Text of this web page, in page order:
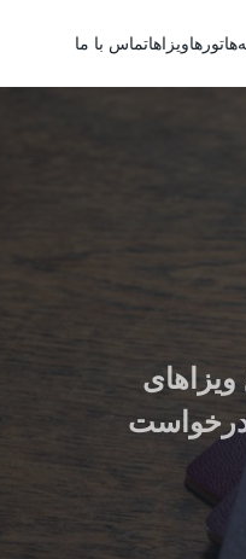
تورهاویزاهاتماس با ما